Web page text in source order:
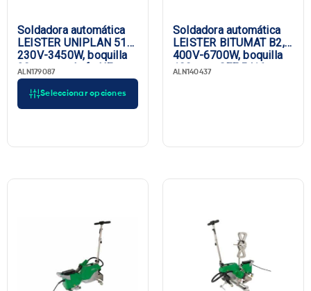
Seleccionar opciones
Soldadora automática
LEISTER UNIPLAN 510,
230V-3450W, boquilla
30 mm, enchufe UE
ALN179087
Soldadora automática
LEISTER BITUMAT B2,
400V-6700W, boquilla
100 mm, CEE 5/16
ALN140437